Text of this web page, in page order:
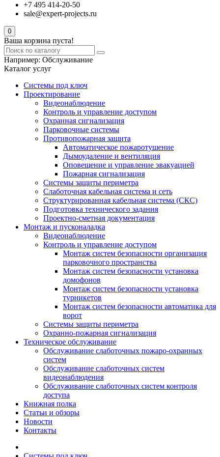
+7 495 414-20-50
sale@expert-projects.ru
0
Ваша корзина пуста!
Например: Обслуживание
Каталог услуг
Системы под ключ
Проектирование
Видеонаблюдение
Контроль и управление доступом
Охранная сигнализация
Парковочные системы
Противопожарная защита
Автоматическое пожаротушение
Дымоудаление и вентиляция
Оповещение и управление эвакуацией
Пожарная сигнализация
Системы защиты периметра
Слаботочная кабельная система и сеть
Структурированная кабельная система (СКС)
Подготовка технического задания
Проектно-сметная документация
Монтаж и пусконаладка
Видеонаблюдение
Контроль и управление доступом
Монтаж систем безопасности организация
парковочного пространства
Монтаж систем безопасности установка
домофонов
Монтаж систем безопасности установка
турникетов
Монтаж систем безопасности автоматика для
ворот
Системы защиты периметра
Охранно-пожарная сигнализация
Техническое обслуживание
Обслуживание слаботочных пожаро-охранных
систем
Обслуживание слаботочных систем
видеонаблюдения
Обслуживание слаботочных систем контроля
доступа
Книжная полка
Статьи и обзоры
Новости
Контакты